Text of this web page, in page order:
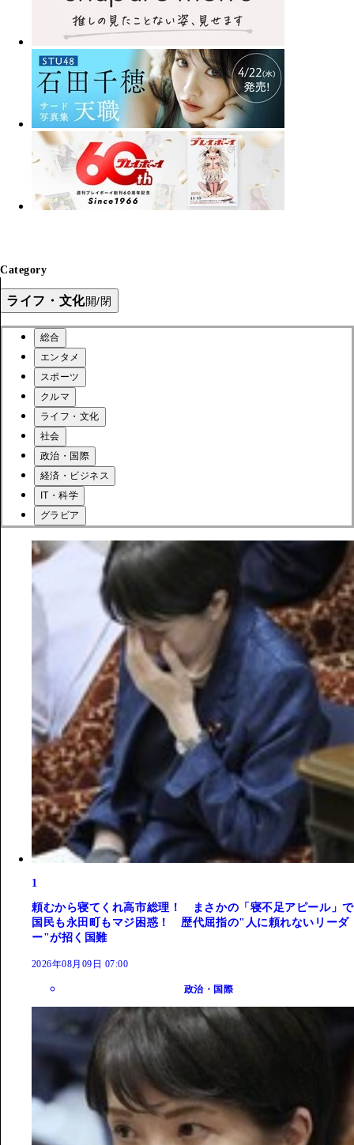
Category
ライフ・文化開/閉
総合
エンタメ
スポーツ
クルマ
ライフ・文化
社会
政治・国際
経済・ビジネス
IT・科学
グラビア
1
頼むから寝てくれ高市総理！ まさかの「寝不足アピール」で
国民も永田町もマジ困惑！ 歴代屈指の"人に頼れないリーダ
ー"が招く国難
2026年08月09日 07:00
政治・国際